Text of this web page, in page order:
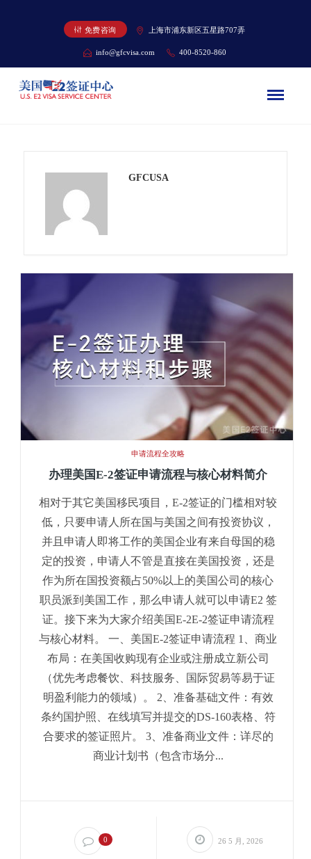
免费咨询 上海市浦东新区五星路707弄
info@gfcvisa.com 400-8520-860
GFCUSA
申请流程全攻略
办理美国E-2签证申请流程与核心材料简介
相对于其它美国移民项目，E-2签证的门槛相对较
低，只要申请人所在国与美国之间有投资协议，
并且申请人即将工作的美国企业有来自母国的稳
定的投资，申请人不管是直接在美国投资，还是
作为所在国投资额占50%以上的美国公司的核心
职员派到美国工作，那么申请人就可以申请E2 签
证。接下来为大家介绍美国E-2E-2签证申请流程
与核心材料。 一、美国E-2签证申请流程 1、商业
布局：在美国收购现有企业或注册成立新公司
（优先考虑餐饮、科技服务、国际贸易等易于证
明盈利能力的领域）。 2、准备基础文件：有效
条约国护照、在线填写并提交的DS-160表格、符
合要求的签证照片。 3、准备商业文件：详尽的
商业计划书（包含市场分...
0 26 5 月, 2026